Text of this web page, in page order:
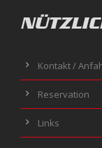
Kontakt /
Reservation
Links